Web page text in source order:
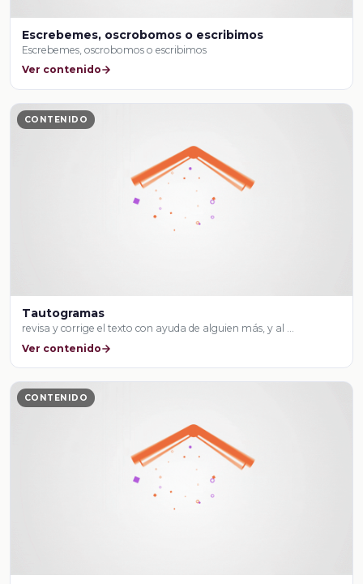
Escrebemes, oscrobomos o escribimos
Escrebemes, oscrobomos o escribimos
Ver contenido
CONTENIDO
Tautogramas
revisa y corrige el texto con ayuda de alguien más, y al …
Ver contenido
CONTENIDO